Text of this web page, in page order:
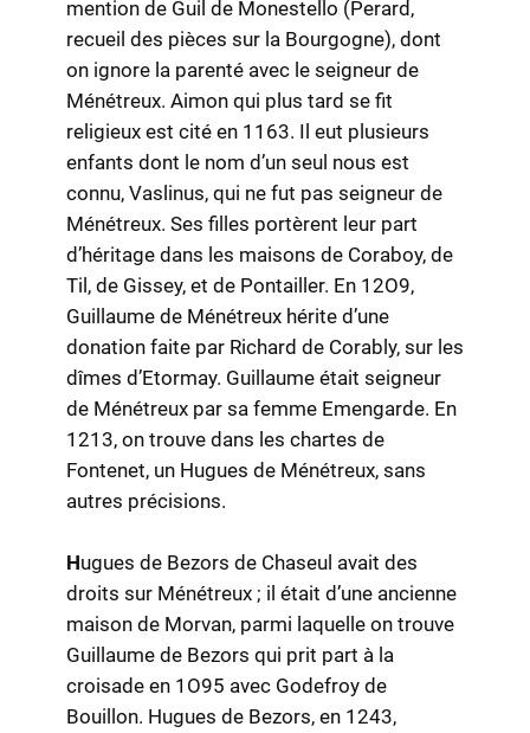
mention de Guil de Monestello (Perard,
recueil des pièces sur la Bourgogne), dont
on ignore la parenté avec le seigneur de
Ménétreux. Aimon qui plus tard se fit
religieux est cité en 1163. Il eut plusieurs
enfants dont le nom d’un seul nous est
connu, Vaslinus, qui ne fut pas seigneur de
Ménétreux. Ses filles portèrent leur part
d’héritage dans les maisons de Coraboy, de
Til, de Gissey, et de Pontailler. En 12O9,
Guillaume de Ménétreux hérite d’une
donation faite par Richard de Corably, sur les
dîmes d’Etormay. Guillaume était seigneur
de Ménétreux par sa femme Emengarde. En
1213, on trouve dans les chartes de
Fontenet, un Hugues de Ménétreux, sans
autres précisions.
Hugues de Bezors de Chaseul avait des
droits sur Ménétreux ; il était d’une ancienne
maison de Morvan, parmi laquelle on trouve
Guillaume de Bezors qui prit part à la
croisade en 1O95 avec Godefroy de
Bouillon. Hugues de Bezors, en 1243,